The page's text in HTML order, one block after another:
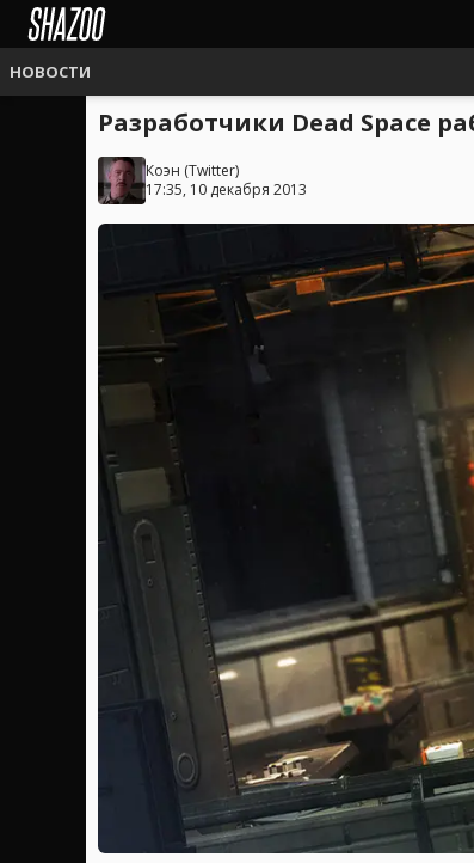
НОВОСТИ
Разработчики Dead Space
Коэн (Twitter)
17:35, 10 декабря 2013